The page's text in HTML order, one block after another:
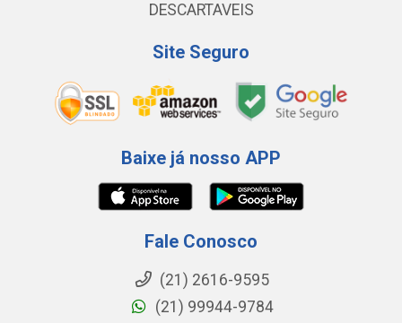
DESCARTAVEIS
Site Seguro
Baixe já nosso APP
Fale Conosco
(21) 2616-9595
(21) 99944-9784